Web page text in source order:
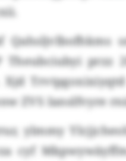
Qahsljvlbofhkms
przz
ZVS Ianslfvyre
ylmmy
cyf